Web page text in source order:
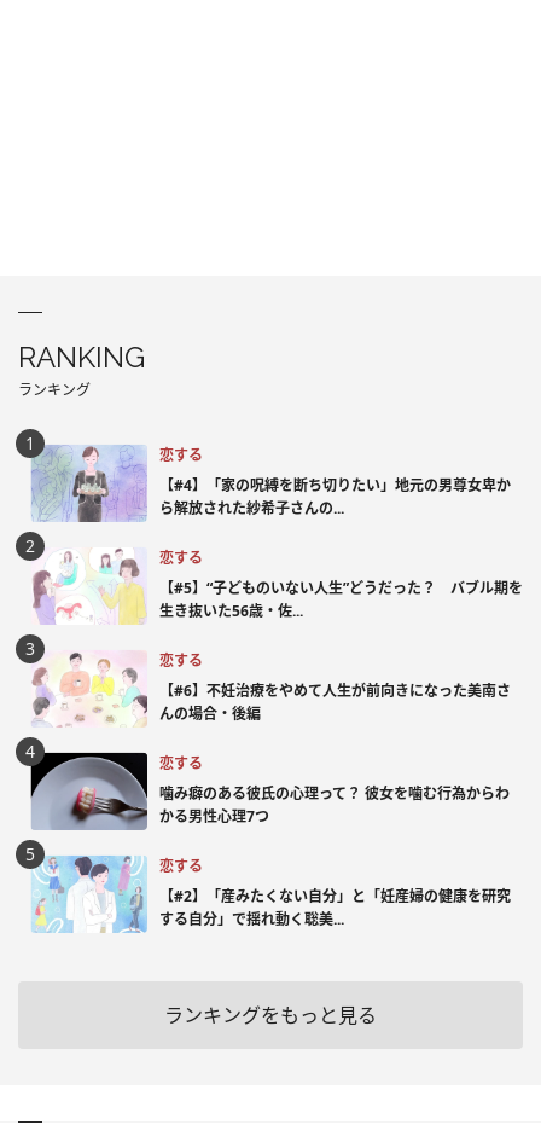
RANKING
ランキング
恋する
【#4】「家の呪縛を断ち切りたい」地元の男尊女卑か
ら解放された紗希子さんの...
恋する
【#5】“子どものいない人生”どうだった？ バブル期を
生き抜いた56歳・佐...
恋する
【#6】不妊治療をやめて人生が前向きになった美南さ
んの場合・後編
恋する
噛み癖のある彼氏の心理って？ 彼女を噛む行為からわ
かる男性心理7つ
恋する
【#2】「産みたくない自分」と「妊産婦の健康を研究
する自分」で揺れ動く聡美...
ランキングをもっと見る